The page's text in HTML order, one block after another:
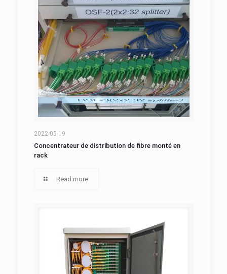
Concentrateur de distribution de fibre monté
2022-05-19
Concentrateur de distribution de fibre monté en
rack
Read more